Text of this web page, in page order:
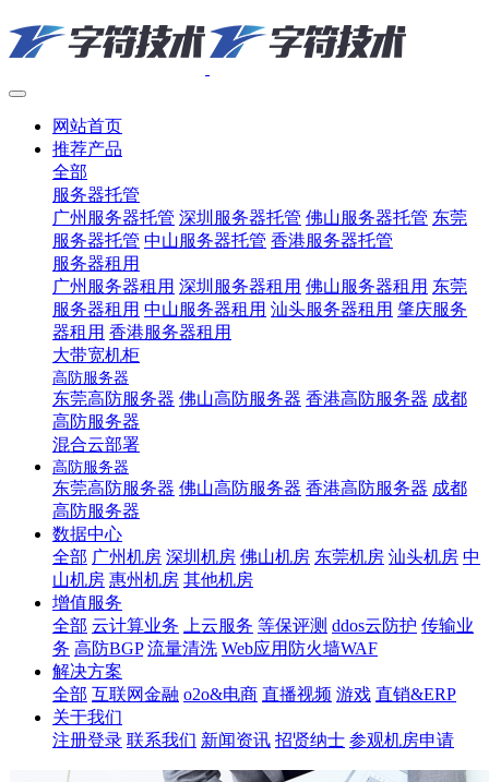
网站首页
推荐产品
全部
服务器托管
广州服务器托管 深圳服务器托管 佛山服务器托管 东莞
服务器托管 中山服务器托管 香港服务器托管
服务器租用
广州服务器租用 深圳服务器租用 佛山服务器租用 东莞
服务器租用 中山服务器租用 汕头服务器租用 肇庆服务
器租用 香港服务器租用
大带宽机柜
高防服务器
东莞高防服务器 佛山高防服务器 香港高防服务器 成都
高防服务器
混合云部署
高防服务器
东莞高防服务器 佛山高防服务器 香港高防服务器 成都
高防服务器
数据中心
全部 广州机房 深圳机房 佛山机房 东莞机房 汕头机房 中
山机房 惠州机房 其他机房
增值服务
全部 云计算业务 上云服务 等保评测 ddos云防护 传输业
务 高防BGP 流量清洗 Web应用防火墙WAF
解决方案
全部 互联网金融 o2o&电商 直播视频 游戏 直销&ERP
关于我们
注册登录 联系我们 新闻资讯 招贤纳士 参观机房申请